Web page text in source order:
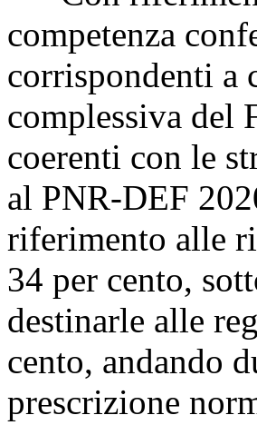
competenza
corrispondenti a
complessiva del
coerenti con le
al PNR-DEF
riferimento alle
34 per cento,
destinarle alle
cento, andando
prescrizione